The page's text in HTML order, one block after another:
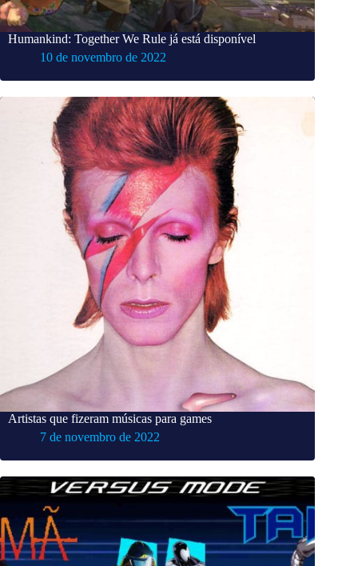
Humankind: Together We Rule já está disponível
10 de novembro de 2022
Artistas que fizeram músicas para games
7 de novembro de 2022